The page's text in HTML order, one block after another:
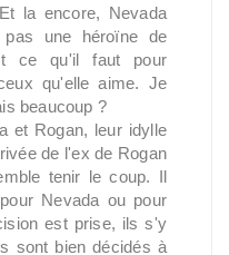
la encore, Nevada
une héroïne de
ce qu'il faut pour
qu'elle aime. Je
beaucoup ?
et Rogan, leur idylle
de l'ex de Rogan
tenir le coup. Il
Nevada ou pour
est prise, ils s'y
sont bien décidés à